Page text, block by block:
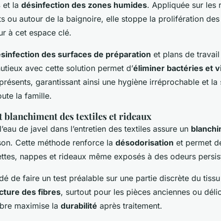
et la désinfection des zones humides. Appliquée sur les
ou autour de la baignoire, elle stoppe la prolifération
à cet espace clé.
des surfaces de préparation et plans de
avec cette solution permet d’éliminer bactéries et
garantissant ainsi une hygiène irréprochable et la
la famille.
blanchiment des textiles et rideaux
de javel dans l’entretien des textiles assure un
Cette méthode renforce la désodorisation et permet
nappes et rideaux même exposés à des odeurs
de faire un test préalable sur une partie discrète du
des fibres, surtout pour les pièces anciennes ou
maximise la durabilité après traitement.